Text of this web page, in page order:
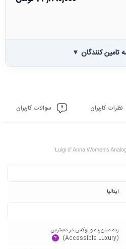
تامین کنندگان ▼
نظرات کاربران سوالات کاربران
Luigi d' Anna Women's
ایتالیا
رده میان‌رده و لوکس در دسترس
(Accessible Luxury)‏
?